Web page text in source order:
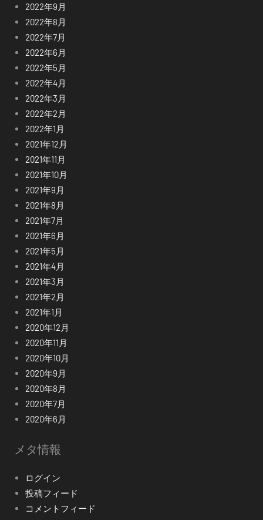
2022年9月
2022年8月
2022年7月
2022年6月
2022年5月
2022年4月
2022年3月
2022年2月
2022年1月
2021年12月
2021年11月
2021年10月
2021年9月
2021年8月
2021年7月
2021年6月
2021年5月
2021年4月
2021年3月
2021年2月
2021年1月
2020年12月
2020年11月
2020年10月
2020年9月
2020年8月
2020年7月
2020年6月
メタ情報
ログイン
投稿フィード
コメントフィード